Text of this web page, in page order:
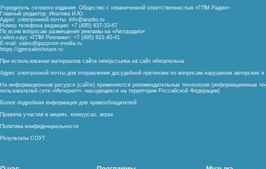
Учредитель сетевого издания: Общество с ограниченной ответственностью «ГПМ Радио»
Главный редактор: Ипатова И.Ю.
Адрес электронной почты: info@aradio.ru
Номер телефона редакции: +7 (495) 937-33-67
По всем вопросам размещения рекламы на «Авторадио»
сейлз-хаус «ГПМ Реклама»: +7 (495) 921-40-41
E-mail: sales@gazprom-media.ru
https://gpmsaleshouse.ru
При использовании материалов сайта гиперссылка на сайт обязательна
Адрес электронной почты для отправления досудебной претензии по вопросам нарушения авторских
На информационном ресурсе (сайте) применяются рекомендательные технологии (информационные
пользователей сети «Интернет», находящихся на территории Российской Федерации)
Более подробная информация для правообладателей
Правила участия в акциях, конкурсах, играх
Политика конфиденциальности
Результаты СОУТ